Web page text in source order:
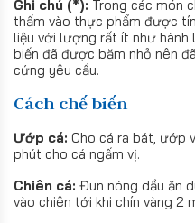
Ghi chú (*): Trong các món
thấm vào thực phẩm được
liệu với lượng rất ít như hành
biến đã được băm nhỏ nên
cứng yêu cầu.
Cách chế biến
Ướp cá: Cho cá ra bát, ướp
phút cho cá ngấm vị.
Chiên cá: Đun nóng dầu ăn
vào chiên tới khi chín vàng 2